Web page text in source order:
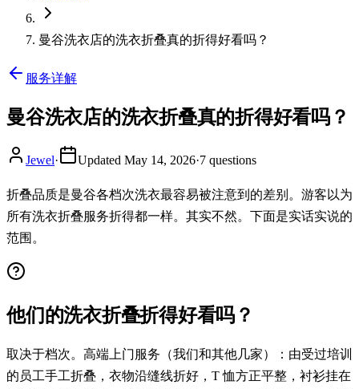
曼谷洗衣店的洗衣折叠真的折得好看吗？
服务详解
曼谷洗衣店的洗衣折叠真的折得好看吗？
Jewel· Updated May 14, 2026·7 questions
折叠品质是曼谷各档次洗衣最容易被注意到的差别。游客以为
所有洗衣折叠服务折得都一样。其实不然。下面是实话实说的
范围。
他们的洗衣折叠折得好看吗？
取决于档次。高端上门服务（我们和其他几家）：由受过培训
的员工手工折叠，衣物沿缝线折好，T 恤方正平整，衬衫挂在